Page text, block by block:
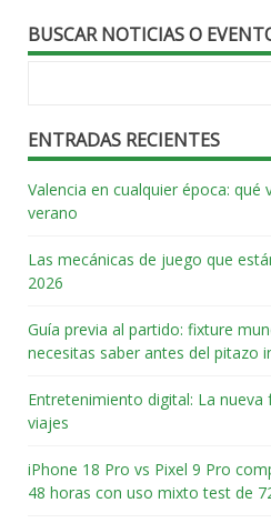
BUSCAR NOTICIAS O
ENTRADAS RECIENTES
Valencia en cualquier época: qué
verano
Las mecánicas de juego que
2026
Guía previa al partido: fixture
necesitas saber antes del pitazo
Entretenimiento digital: La
viajes
iPhone 18 Pro vs Pixel 9 Pro
48 horas con uso mixto test de